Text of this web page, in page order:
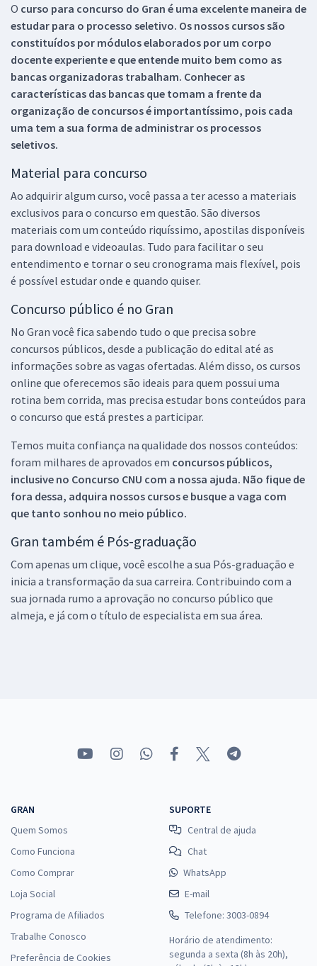
O curso para concurso do Gran é uma excelente maneira de
estudar para o processo seletivo. Os nossos cursos são
constituídos por módulos elaborados por um corpo
docente experiente e que entende muito bem como as
bancas organizadoras trabalham. Conhecer as
características das bancas que tomam a frente da
organização de concursos é importantíssimo, pois cada
uma tem a sua forma de administrar os processos
seletivos.
Material para concurso
Ao adquirir algum curso, você passa a ter acesso a materiais
exclusivos para o concurso em questão. São diversos
materiais com um conteúdo riquíssimo, apostilas disponíveis
para download e videoaulas. Tudo para facilitar o seu
entendimento e tornar o seu cronograma mais flexível, pois
é possível estudar onde e quando quiser.
Concurso público é no Gran
No Gran você fica sabendo tudo o que precisa sobre
concursos públicos, desde a publicação do edital até as
informações sobre as vagas ofertadas. Além disso, os cursos
online que oferecemos são ideais para quem possui uma
rotina bem corrida, mas precisa estudar bons conteúdos para
o concurso que está prestes a participar.
Temos muita confiança na qualidade dos nossos conteúdos:
foram milhares de aprovados em concursos públicos,
inclusive no Concurso CNU com a nossa ajuda. Não fique de
fora dessa, adquira nossos cursos e busque a vaga com
que tanto sonhou no meio público.
Gran também é Pós-graduação
Com apenas um clique, você escolhe a sua Pós-graduação e
inicia a transformação da sua carreira. Contribuindo com a
sua jornada rumo a aprovação no concurso público que
almeja, e já com o título de especialista em sua área.
GRAN
Quem Somos
Como Funciona
Como Comprar
Loja Social
Programa de Afiliados
Trabalhe Conosco
Preferência de Cookies
SUPORTE
Central de ajuda
Chat
WhatsApp
E-mail
Telefone: 3003-0894
Horário de atendimento:
segunda a sexta (8h às 20h),